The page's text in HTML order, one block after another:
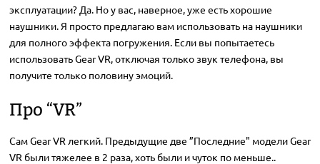
эксплуатации? Да. Но у вас, наверное, уже есть хорошие
наушники. Я просто предлагаю вам использовать на наушники
для полного эффекта погружения. Если вы попытаетесь
использовать Gear VR, отключая только звук телефона, вы
получите только половину эмоций.
Про “VR”
Сам Gear VR легкий. Предыдущие две ”Последние" модели Gear
VR были тяжелее в 2 раза, хоть были и чуток по меньше..